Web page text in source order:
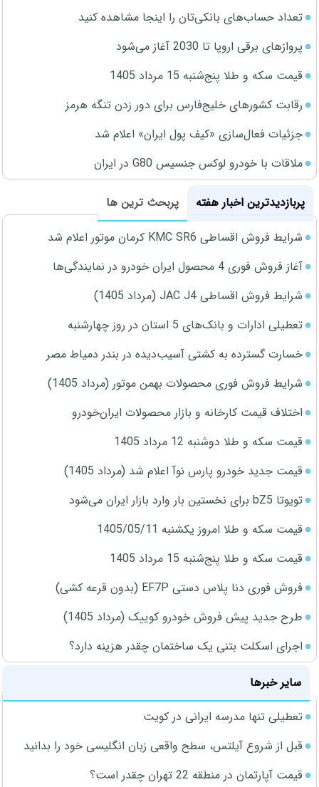
تعداد حساب‌های بانکی‌تان را اینجا مشاهده کنید
پروازهای برقی اروپا تا 2030 آغاز می‌شود
قیمت سکه و طلا پنج‌شنبه 15 مرداد 1405
رقابت کشورهای خلیج‌فارس برای دور زدن تنگه هرمز
جزئیات فعال‌سازی «کیف پول ایران» اعلام شد
ملاقات با خودرو لوکس جنسیس G80 در ایران
پربازدیدترین اخبار هفته
پربحث ترین ها
شرایط فروش اقساطی KMC SR6 کرمان موتور اعلام شد
آغاز فروش فوری 4 محصول ایران خودرو در نمایندگی‌ها
شرایط فروش اقساطی JAC J4 (مرداد 1405)
تعطیلی ادارات و بانک‌های 5 استان در روز چهارشنبه
خسارت گسترده به کشتی آسیب‌دیده در بندر دمیاط مصر
شرایط فروش فوری محصولات بهمن موتور (مرداد 1405)
اختلاف قیمت کارخانه و بازار محصولات ایران‌خودرو
قیمت سکه و طلا دوشنبه 12 مرداد 1405
قیمت جدید خودرو پارس نوآ اعلام شد (مرداد 1405)
تویوتا bZ5 برای نخستین بار وارد بازار ایران می‌شود
قیمت سکه و طلا امروز یکشنبه 1405/05/11
قیمت سکه و طلا پنج‌شنبه 15 مرداد 1405
فروش فوری دنا پلاس دستی EF7P (بدون قرعه کشی)
طرح جدید پیش فروش خودرو کوییک (مرداد 1405)
اجرای اسکلت بتنی یک ساختمان چقدر هزینه دارد؟
سایر خبرها
تعطیلی تنها مدرسه ایرانی در کویت
قبل از شروع آیلتس، سطح واقعی زبان انگلیسی خود را بدانید
قیمت آپارتمان در منطقه 22 تهران چقدر است؟